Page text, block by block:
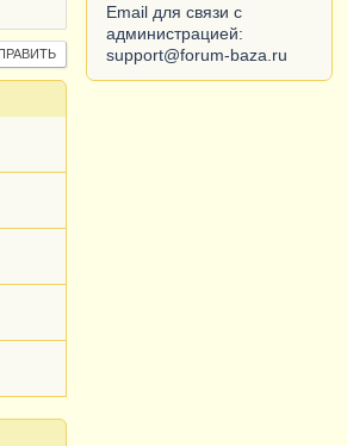
Email для связи с
администрацией: